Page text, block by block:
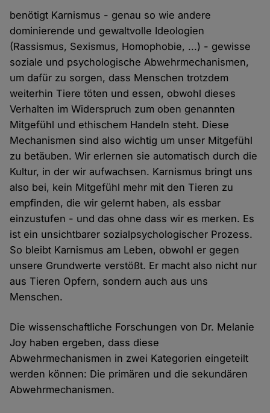
benötigt Karnismus - genau so wie andere
dominierende und gewaltvolle Ideologien
(Rassismus, Sexismus, Homophobie, ...) - gewisse
soziale und psychologische Abwehrmechanismen,
um dafür zu sorgen, dass Menschen trotzdem
weiterhin Tiere töten und essen, obwohl dieses
Verhalten im Widerspruch zum oben genannten
Mitgefühl und ethischem Handeln steht. Diese
Mechanismen sind also wichtig um unser Mitgefühl
zu betäuben. Wir erlernen sie automatisch durch die
Kultur, in der wir aufwachsen. Karnismus bringt uns
also bei, kein Mitgefühl mehr mit den Tieren zu
empfinden, die wir gelernt haben, als essbar
einzustufen - und das ohne dass wir es merken. Es
ist ein unsichtbarer sozialpsychologischer Prozess.
So bleibt Karnismus am Leben, obwohl er gegen
unsere Grundwerte verstößt. Er macht also nicht nur
aus Tieren Opfern, sondern auch aus uns
Menschen.
Die wissenschaftliche Forschungen von Dr. Melanie
Joy haben ergeben, dass diese
Abwehrmechanismen in zwei Kategorien eingeteilt
werden können: Die primären und die sekundären
Abwehrmechanismen.